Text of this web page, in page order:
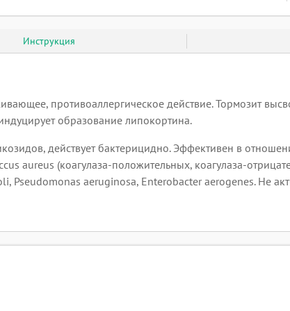
Инструкция
противоаллергическое действие. Тормозит
образование липокортина.
действует бактерицидно. Эффективен в
aureus (коагулаза-положительных, коагулаза-
aeruginosa, Enterobacter aerogenes. Не